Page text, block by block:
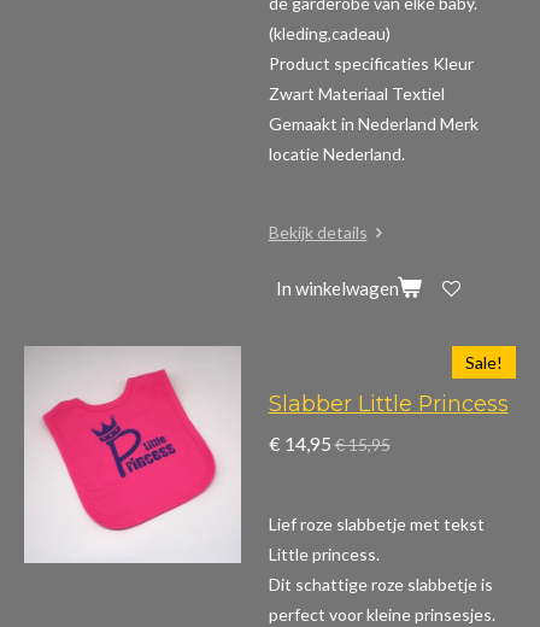
(kleding,cadeau)
Product specificaties Kleur
Zwart Materiaal Textiel
Gemaakt in Nederland Merk
locatie Nederland.
Bekijk details
In winkelwagen
Sale!
Slabber Little Princess
€ 14,95 € 15,95
Lief roze slabbetje met tekst
Little princess.
Dit schattige roze slabbetje is
perfect voor kleine prinsesjes.